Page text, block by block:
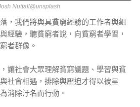
Nuttall@unsplash
，我們將與具貧窮經驗的工作者與組
經驗，聽貧窮者說，向貧窮者學習，
者群像。
讓社會大眾理解貧窮議題、學習與貧
社會相遇，排除與壓迫才得以被呈
消除汙名而行動。